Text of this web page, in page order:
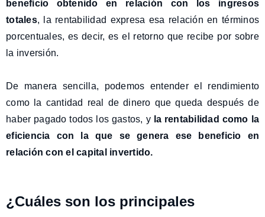
beneficio obtenido en relación con los ingresos
totales, la rentabilidad expresa esa relación en términos
porcentuales, es decir, es el retorno que recibe por sobre
la inversión.
De manera sencilla, podemos entender el rendimiento
como la cantidad real de dinero que queda después de
haber pagado todos los gastos, y la rentabilidad como la
eficiencia con la que se genera ese beneficio en
relación con el capital invertido.
¿Cuáles son los principales